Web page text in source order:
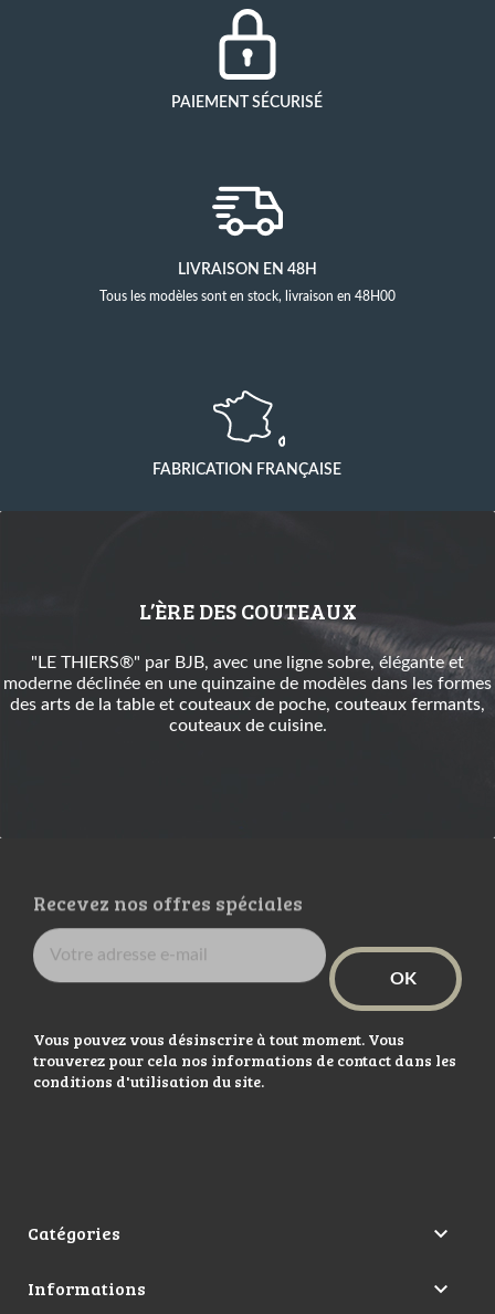
PAIEMENT SÉCURISÉ
LIVRAISON EN 48H
Tous les modèles sont en stock, livraison en 48H00
FABRICATION FRANÇAISE
L’ÈRE DES COUTEAUX
"LE THIERS®" par BJB, avec une ligne sobre, élégante et
moderne déclinée en une quinzaine de modèles dans les formes
des arts de la table et couteaux de poche, couteaux fermants,
couteaux de cuisine.
Recevez nos offres spéciales
Vous pouvez vous désinscrire à tout moment. Vous
trouverez pour cela nos informations de contact dans les
conditions d'utilisation du site.
Catégories 
Informations 